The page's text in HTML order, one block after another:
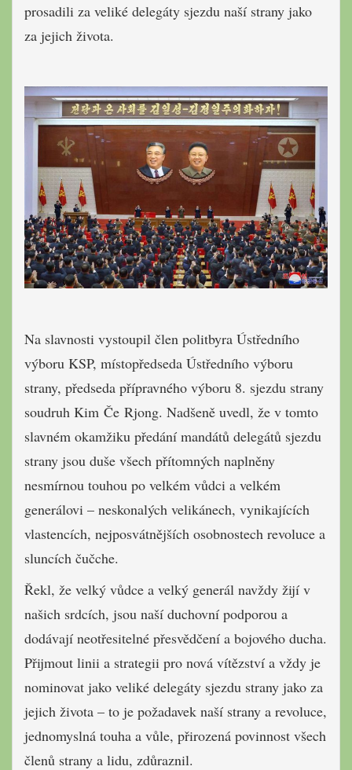
prosadili za veliké delegáty sjezdu naší strany jako
za jejich života.
Na slavnosti vystoupil člen politbyra Ústředního
výboru KSP, místopředseda Ústředního výboru
strany, předseda přípravného výboru 8. sjezdu strany
soudruh Kim Če Rjong. Nadšeně uvedl, že v tomto
slavném okamžiku předání mandátů delegátů sjezdu
strany jsou duše všech přítomných naplněny
nesmírnou touhou po velkém vůdci a velkém
generálovi – neskonalých velikánech, vynikajících
vlastencích, nejposvátnějších osobnostech revoluce a
sluncích čučche.
Řekl, že velký vůdce a velký generál navždy žijí v
našich srdcích, jsou naší duchovní podporou a
dodávají neotřesitelné přesvědčení a bojového ducha.
Přijmout linii a strategii pro nová vítězství a vždy je
nominovat jako veliké delegáty sjezdu strany jako za
jejich života – to je požadavek naší strany a revoluce,
jednomyslná touha a vůle, přirozená povinnost všech
členů strany a lidu, zdůraznil.